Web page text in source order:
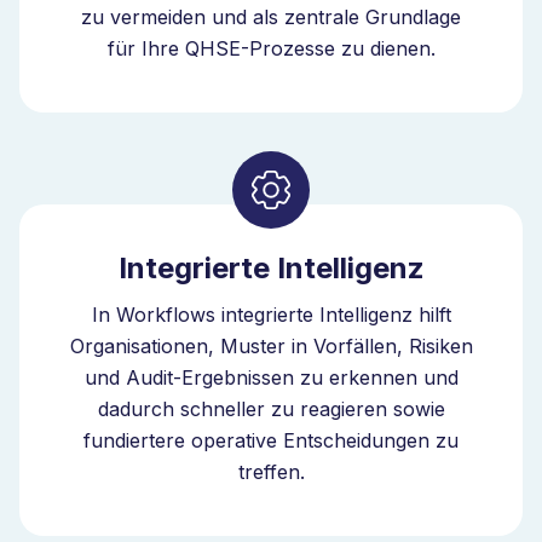
Basis von Risiko und Auswirkungen. Das ermöglicht
den Übergang von reaktiver Änderungskontrolle zu
Änderungsanträge, Risikobewertung, Freigaben und
Ausführung in einem System. Mit eingebetteter
Intelligenz verbessert sich dieses System
kontinuierlich, wenn sich Ihr Unternehmen
weiterentwickelt. Als intelligenter QHSE-Orchestrator
verbindet Bizzmine Änderungsprozesse mit Risiken,
Audits und Korrekturmassnahmen innerhalb eines
Governance-Modells.
zu vermeiden und als zentrale Grundlage
für Ihre QHSE-Prozesse zu dienen.
Integrierte Intelligenz
In Workflows integrierte Intelligenz hilft
Organisationen, Muster in Vorfällen, Risiken
und Audit-Ergebnissen zu erkennen und
dadurch schneller zu reagieren sowie
fundiertere operative Entscheidungen zu
treffen.